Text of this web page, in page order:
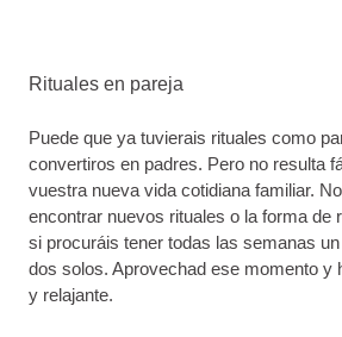
Rituales en pareja
Puede que ya tuvierais rituales como
convertiros en padres. Pero no resulta
vuestra nueva vida cotidiana familiar.
encontrar nuevos rituales o la forma de
si procuráis tener todas las semanas
dos solos. Aprovechad ese momento y
y relajante.